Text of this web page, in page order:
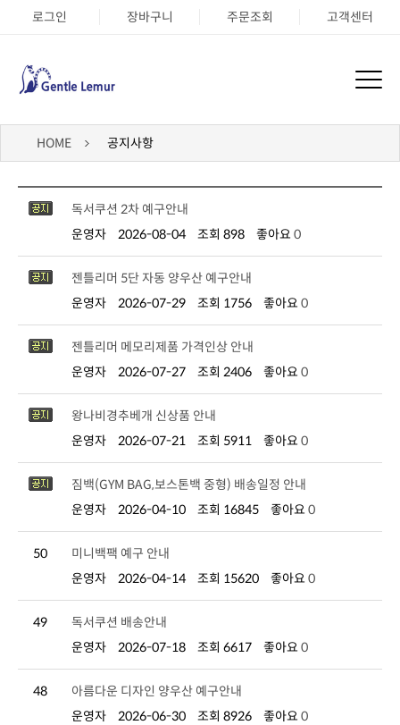
로그인 장바구니 주문조회 고객센터
HOME 공지사항
독서쿠션 2차 예구안내
운영자
2026-08-04 조회 898 좋아요 0
젠틀리머 5단 자동 양우산 예구안내
운영자
2026-07-29 조회 1756 좋아요 0
젠틀리머 메모리제품 가격인상 안내
운영자
2026-07-27 조회 2406 좋아요 0
왕나비경추베개 신상품 안내
운영자
2026-07-21 조회 5911 좋아요 0
짐백(GYM BAG,보스톤백 중형) 배송일정 안내
운영자
2026-04-10 조회 16845 좋아요 0
50
미니백팩 예구 안내
운영자
2026-04-14 조회 15620 좋아요 0
49
독서쿠션 배송안내
운영자
2026-07-18 조회 6617 좋아요 0
48
아름다운 디자인 양우산 예구안내
운영자
2026-06-30 조회 8926 좋아요 0